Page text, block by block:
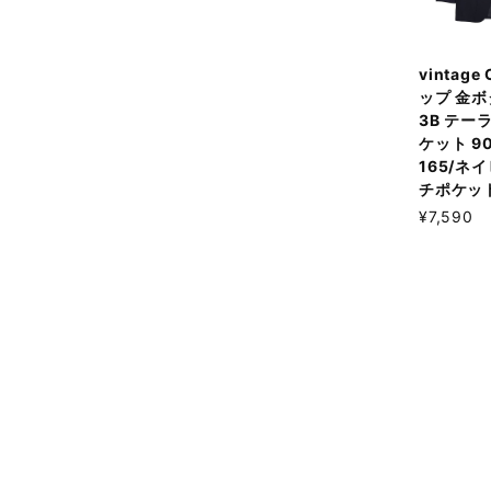
vintage
ップ 金
3B テー
ケット
165/ネイ
チポケッ
¥7,590